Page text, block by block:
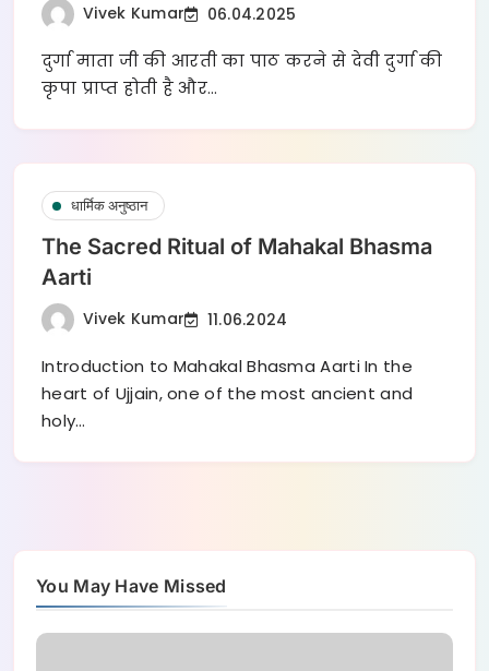
Vivek Kumar 06.04.2025
दुर्गा माता जी की आरती का पाठ करने से देवी दुर्गा की
कृपा प्राप्त होती है और…
धार्मिक अनुष्ठान
The Sacred Ritual of Mahakal Bhasma
Aarti
Vivek Kumar 11.06.2024
Introduction to Mahakal Bhasma Aarti In the
heart of Ujjain, one of the most ancient and
holy…
You May Have Missed